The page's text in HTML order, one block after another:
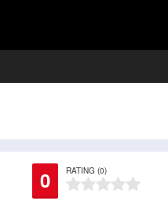
0 RATING (0)